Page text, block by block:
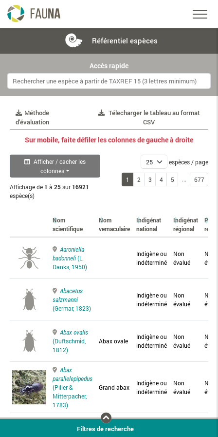
Référentiel espèces
Accès rapide
Méthode
d'évaluation
Télecharger le tableau au format
CSV
Sur mobile, faite défiler les colonnes de gauche à droite
Afficher / cacher les
colonnes
Affichage de 1 à 25sur 16921
espèce(s)
espèces / page
1 2 3 4 5 ... 677
Nom
scientifique
Nom
vernaculaire
Indigénat
national
Indigénat
régional
Aaroniella
badonneli(L.
Danks, 1950)
Indigène ou
indéterminé
Non
évalué
Non
Abacetus
salzmanni
(Germar, 1823)
Indigène ou
indéterminé
Non
évalué
Non
Abax ovalis
(Duftschmid,
1812)
Abax ovale
Indigène ou
indéterminé
Non
évalué
Non
Abax
parallelepipedus
(Piller &
Mitterpacher,
1783)
Grand abax
Indigène ou
indéterminé
Non
évalué
Non
Abax
Abax
Filtres de recherche